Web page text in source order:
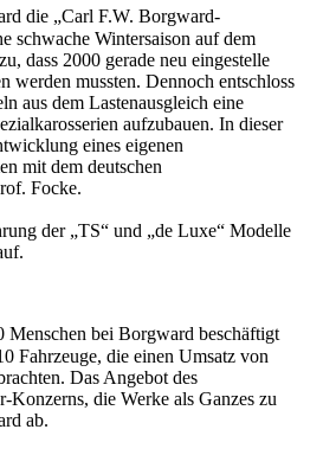
die
Carl F.W. Borgward-
schwache Wintersaison auf dem
dass 2000 gerade neu eingestelle
werden mussten. Dennoch entschloss
aus dem Lastenausgleich eine
aufzubauen. In dieser
eines eigenen
mit dem deutschen
Focke.
der TS und de Luxe
Modelle
Menschen bei Borgward beschäftigt
Fahrzeuge, die einen Umsatz von
Das Angebot des
Konzerns, die Werke als Ganzes zu
ab.